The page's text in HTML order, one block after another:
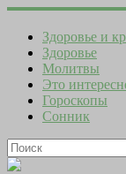
Здоровье и
Здоровье
Молитвы
Это
Гороскопы
Сонник